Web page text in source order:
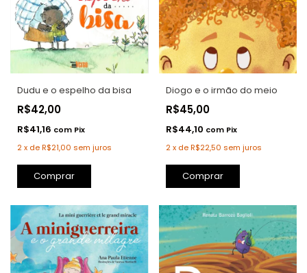
Dudu e o espelho da bisa
R$42,00
R$41,16 com Pix
2x deR$21,00 sem juros
Comprar
Diogo e o irmão do meio
R$45,00
R$44,10 com Pix
2 x deR$22,50 sem juros
Comprar